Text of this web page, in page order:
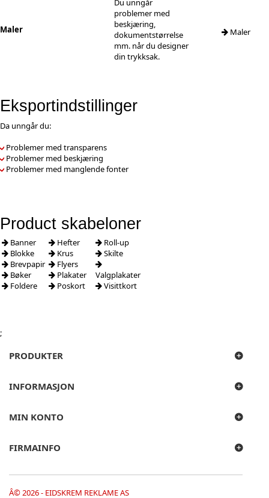
Maler
Du unngår
problemer med
beskjæring,
dokumentstørrelse
mm. når du designer
din trykksak.
Maler
Eksportindstillinger
Da unngår du:
Problemer med transparens
Problemer med beskjæring
Problemer med manglende fonter
Product skabeloner
Banner
Blokke
Brevpapir
Bøker
Foldere
Hefter
Krus
Flyers
Plakater
Poskort
Roll-up
Skilte
Valgplakater
Visittkort
;
PRODUKTER
INFORMASJON
Â© 2026 - EIDSKREM REKLAME AS
MIN KONTO
FIRMAINFO